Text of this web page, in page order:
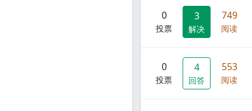
0
投票
3
解决
749
阅读
0
投票
4
回答
553
阅读